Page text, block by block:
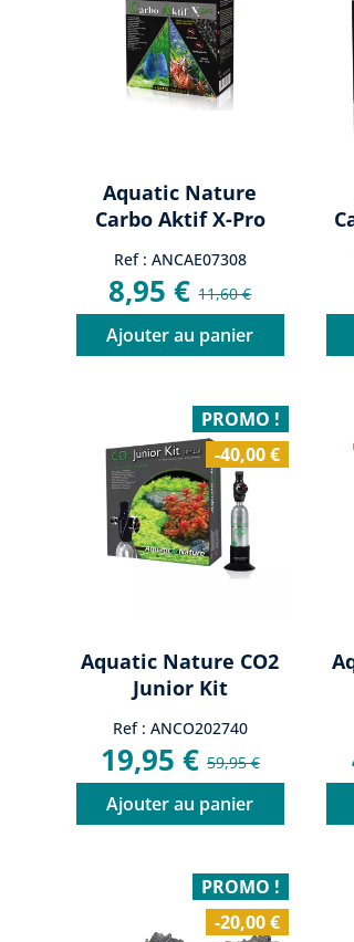
Aquatic Nature
Carbo Aktif X-Pro
Ref : ANCAE07308
8,95 €11,60 €
Ajouter au panier
Aquatic Nature CO2
Junior Kit
Ref : ANCO202740
19,95 € 59,95 €
Ajouter au panier
PROMO !
-40,00 €
PROMO !
-20,00 €